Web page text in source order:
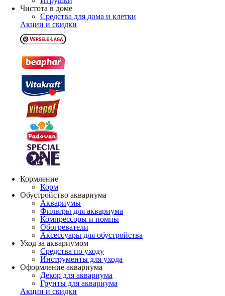
Чистота в доме
Средства для дома и клетки
Акции и скидки
Кормление
Корм
Обустройство аквариума
Аквариумы
Фильтры для аквариума
Компрессоры и помпы
Обогреватели
Аксессуары для обустройства
Уход за аквариумом
Средства по уходу
Инструменты для ухода
Оформление аквариума
Декор для аквариума
Грунты для аквариума
Акции и скидки